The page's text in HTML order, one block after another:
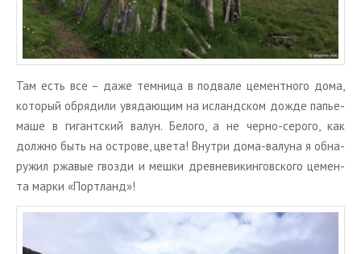
Там есть все – даже тем­ни­ца в под­ва­ле це­мент­но­го дома,
ко­то­рый об­ря­ди­ли увя­да­ю­щим на ис­ланд­ском дожде папье-
маше в ги­гант­ский валун. Бе­ло­го, а не черно-се­ро­го, как
долж­но быть на ост­ро­ве, цвета! Внут­ри дома-ва­лу­на я об­на­
ру­жил ржа­вые гвоз­ди и мешки древ­не­ви­кин­гов­ско­го це­мен­
та марки «Порт­ланд»!